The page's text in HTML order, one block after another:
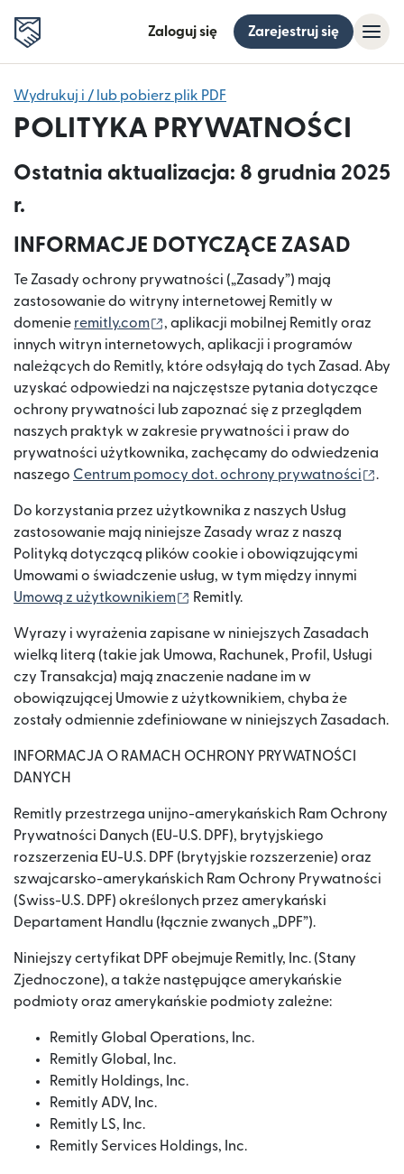
Zaloguj się Zarejestruj się
Wydrukuj i / lub pobierz plik PDF
POLITYKA PRYWATNOŚCI
Ostatnia aktualizacja: 8 grudnia 2025
r.
INFORMACJE DOTYCZĄCE ZASAD
Te Zasady ochrony prywatności („Zasady”) mają
zastosowanie do witryny internetowej Remitly w
domenie remitly.com (otwiera się w nowym oknie)
, aplikacji mobilnej Remitly oraz
innych witryn internetowych, aplikacji i programów
należących do Remitly, które odsyłają do tych Zasad. Aby
uzyskać odpowiedzi na najczęstsze pytania dotyczące
ochrony prywatności lub zapoznać się z przeglądem
naszych praktyk w zakresie prywatności i praw do
prywatności użytkownika, zachęcamy do odwiedzenia
naszego Centrum pomocy dot. ochrony prywatności .
Do korzystania przez użytkownika z naszych Usług
zastosowanie mają niniejsze Zasady wraz z naszą
Polityką dotyczącą plików cookie i obowiązującymi
Umowami o świadczenie usług, w tym między innymi
Umową z użytkownikiem
(otwiera się w nowym oknie)
Remitly.
Wyrazy i wyrażenia zapisane w niniejszych Zasadach
wielką literą (takie jak Umowa, Rachunek, Profil, Usługi
czy Transakcja) mają znaczenie nadane im w
obowiązującej Umowie z użytkownikiem, chyba że
zostały odmiennie zdefiniowane w niniejszych Zasadach.
INFORMACJA O RAMACH OCHRONY PRYWATNOŚCI
DANYCH
Remitly przestrzega unijno-amerykańskich Ram Ochrony
Prywatności Danych (EU-U.S. DPF), brytyjskiego
rozszerzenia EU-U.S. DPF (brytyjskie rozszerzenie) oraz
szwajcarsko-amerykańskich Ram Ochrony Prywatności
(Swiss-U.S. DPF) określonych przez amerykański
Departament Handlu (łącznie zwanych „DPF”).
Niniejszy certyfikat DPF obejmuje Remitly, Inc. (Stany
Zjednoczone), a także następujące amerykańskie
podmioty oraz amerykańskie podmioty zależne:
Remitly Global Operations, Inc.
Remitly Global, Inc.
Remitly Holdings, Inc.
Remitly ADV, Inc.
Remitly LS, Inc.
Remitly Services Holdings, Inc.